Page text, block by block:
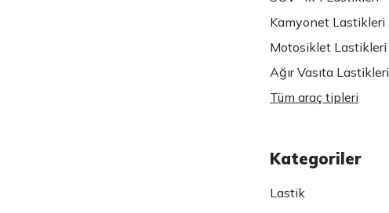
Kamyonet Lastikleri
Motosiklet Lastikleri
Ağır Vasıta Lastikleri
Tüm araç tipleri
Kategoriler
Lastik